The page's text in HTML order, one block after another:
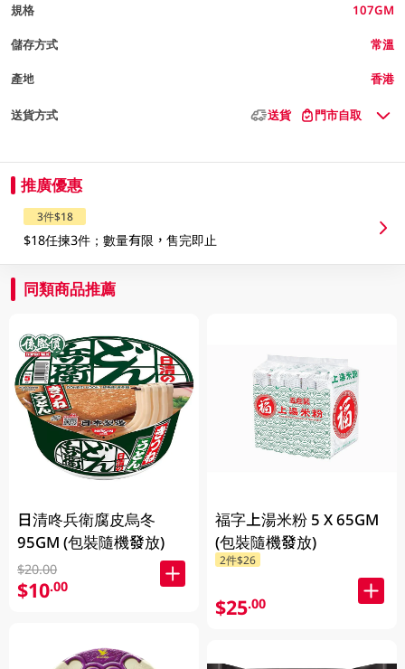
規格 107GM
儲存方式 常溫
產地 香港
送貨方式 送貨 門市自取
推廣優惠
3件$18
$18任揀3件；數量有限，售完即止
同類商品推薦
日清咚兵衛腐皮烏冬
95GM (包裝隨機發放)
$20.00
$10.00
福字上湯米粉 5 X 65GM
(包裝隨機發放)
2件$26
$25.00